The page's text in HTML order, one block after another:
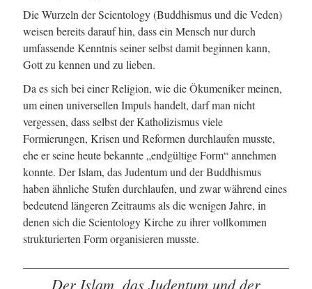
Die Wurzeln der Scientology (Buddhismus und die Veden)
weisen bereits darauf hin, dass ein Mensch nur durch
umfassende Kenntnis seiner selbst damit beginnen kann,
Gott zu kennen und zu lieben.
Da es sich bei einer Religion, wie die Ökumeniker meinen,
um einen universellen Impuls handelt, darf man nicht
vergessen, dass selbst der Katholizismus viele
Formierungen, Krisen und Reformen durchlaufen musste,
ehe er seine heute bekannte „endgültige Form“ annehmen
konnte. Der Islam, das Judentum und der Buddhismus
haben ähnliche Stufen durchlaufen, und zwar während eines
bedeutend längeren Zeitraums als die wenigen Jahre, in
denen sich die Scientology Kirche zu ihrer vollkommen
strukturierten Form organisieren musste.
Der Islam, das Judentum und der